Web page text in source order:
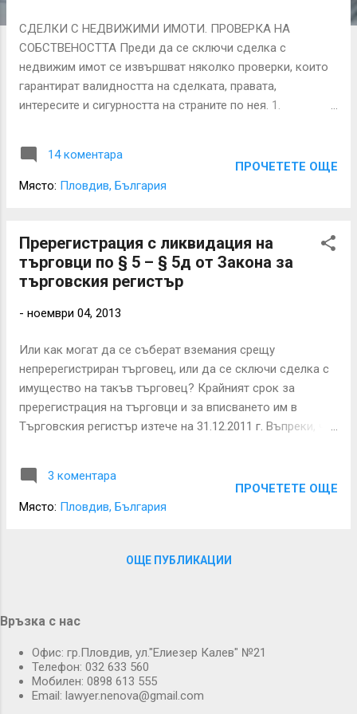
СДЕЛКИ С НЕДВИЖИМИ ИМОТИ. ПРОВЕРКА НА
СОБСТВЕНОСТТА Преди да се сключи сделка с
недвижим имот се извършват няколко проверки, които
гарантират валидността на сделката, правата,
интересите и сигурността на страните по нея. 1.
система ИКАР, поддържана от Агенцията по
вписванията ето тук: http://icadastre.bg/index.aspx?
продаваемият се имот е собствен на продавача; дали не
е обременен с тежести (ипотеки, възбрани, др).
14 коментара
Място: Пловдив, България
ПРОЧЕТЕТЕ ОЩЕ
Пререгистрация с ликвидация на
търговци по § 5 – § 5д от Закона за
търговския регистър
- ноември 04, 2013
Или как могат да се съберат вземания срещу
непререгистриран търговец, или да се сключи сделка с
имущество на такъв търговец? Крайният срок за
пререгистрация на търговци и за вписването им в
Търговския регистър изтече на 31.12.2011 г. Въпреки, че
търговци, които не изпълниха това свое законово
задължение и понастоящем не са вписани в Търговския
регистър. Последиците от непререгистрацията са
ЗТР) в сила от 01.01.2012 г., изменен със Закон за
чуждестранни търговци и за юридическите лица
ЕТ и клоновете на чужди търговци се считат заличени от
01.01.2012 г., фирмените им дела се архивират и се пазят
в съда по последната им регистрация, а н...
3 коментара
Място: Пловдив, България
ПРОЧЕТЕТЕ ОЩЕ
ОЩЕ ПУБЛИКАЦИИ
Връзка с нас
Офис: гр.Пловдив, ул."Елиезер Калев" №21
Телефон: 032 633 560
Мобилен: 0898 613 555
Email: lawyer.nenova@gmail.com